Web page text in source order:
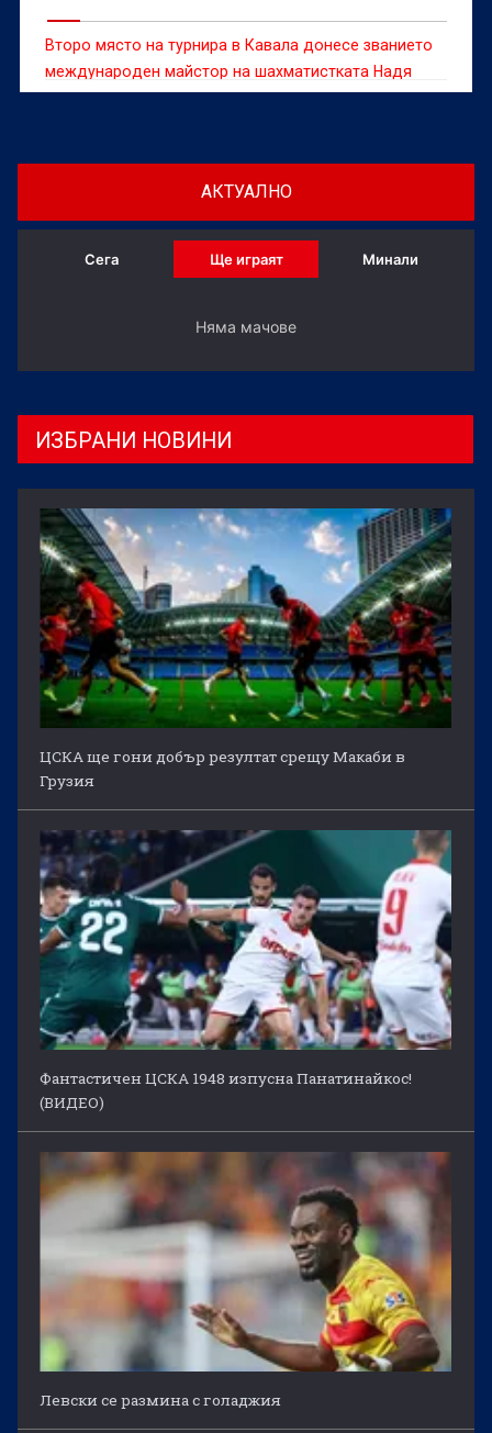
Второ място на турнира в Кавала донесе званието
международен майстор на шахматистката Надя
Тончева
АКТУАЛНО
Сега Ще играят Минали
Няма мачове
ИЗБРАНИ НОВИНИ
ЦСКА ще гони добър резултат срещу Макаби в
Грузия
Фантастичен ЦСКА 1948 изпусна Панатинайкос!
(ВИДЕО)
Левски се размина с голаджия